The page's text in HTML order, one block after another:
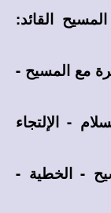
القائد:
مع المسيح -
- الإلتجاء
- الخطية -